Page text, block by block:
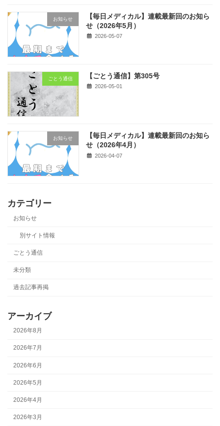
お知らせ
【毎日メディカル】連載最新回のお知ら
せ（2026年5月）
2026-05-07
ごとう通信 【ごとう通信】第305号
2026-05-01
お知らせ
【毎日メディカル】連載最新回のお知ら
せ（2026年4月）
2026-04-07
カテゴリー
お知らせ
別サイト情報
ごとう通信
未分類
過去記事再掲
アーカイブ
2026年8月
2026年7月
2026年6月
2026年5月
2026年4月
2026年3月